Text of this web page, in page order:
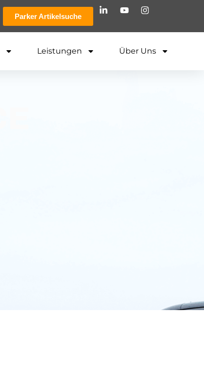
Parker Artikelsuche
Leistungen Über Uns